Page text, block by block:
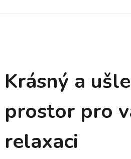
Krásný a
prostor pro
relaxaci